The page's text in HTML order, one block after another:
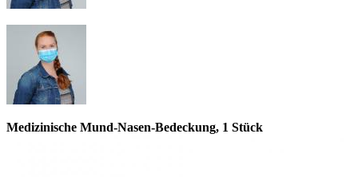
Medizinische Mund-Nasen-Bedeckung, 1 Stück